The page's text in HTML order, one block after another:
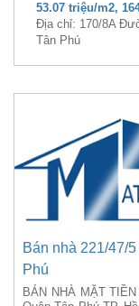
53.07 triệu/m2,
Địa chỉ: 170/8A
Tân Phú
Bán nhà 221/47/
Phú
BÁN NHÀ MẶT